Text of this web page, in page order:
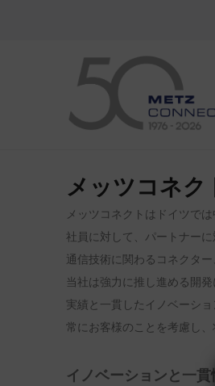
メッツコネク
メッツコネクトはドイツで
社員に対して、パートナー
通信技術に関わるコネクタ
当社は強力に推し進める開
実績と一貫したイノベーシ
常にお客様のことを考慮し
イノベーションと一